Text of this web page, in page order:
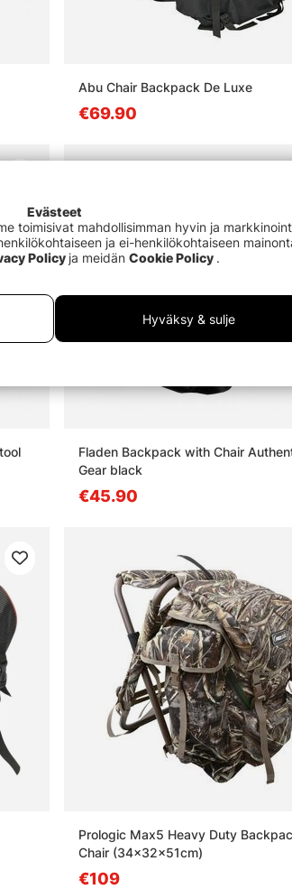
Abu Chair Backpack De Luxe
€69.90
Fladen Backpack with Chair
Gear black
€45.90
Prologic Max5 Heavy Duty
Chair (34x32x51cm)
€109
Evästeet
toimisivat mahdollisimman hyvin ja
ja ei-henkilökohtaiseen
Policy ja meidän Cookie Policy .
Hyväksy & sulje